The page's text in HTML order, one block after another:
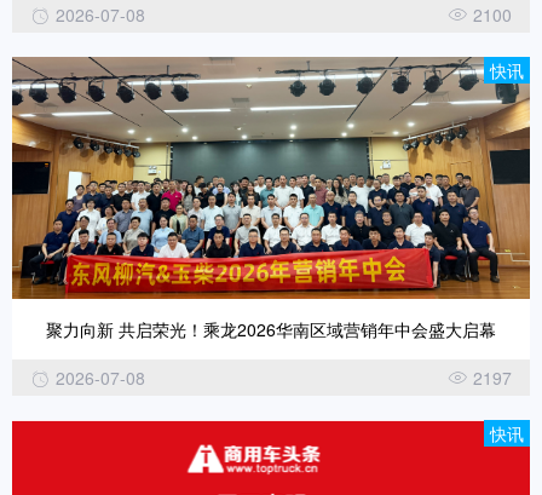
2026-07-08
2100
快讯
聚力向新 共启荣光！乘龙2026华南区域营销年中会盛大启幕
2026-07-08
2197
快讯